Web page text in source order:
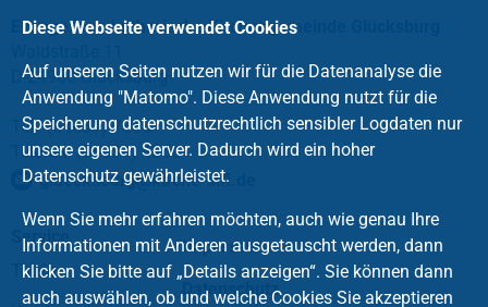
Evangelisch-Lutherische Kirchengemeinde Glücksburg
D-24960 Glücksburg
Tel.: (04631) 7865
Telefax: (04631) 4256
gluecksburg@kirche-slfl
Service
Taufe
Impressum
Datenschutz
Diese Webseite verwendet Cookies
Auf unseren Seiten nutzen wir für die Datenanalyse die
Anwendung "Matomo". Diese Anwendung nutzt für die
Speicherung datenschutzrechtlich sensibler Logdaten nur
unsere eigenen Server. Dadurch wird ein hoher
Datenschutz gewährleistet.
Wenn Sie mehr erfahren möchten, auch wie genau Ihre
Informationen mit Anderen ausgetauscht werden, dann
klicken Sie bitte auf „Details anzeigen“. Sie können dann
auch auswählen, ob und welche Cookies Sie akzeptieren